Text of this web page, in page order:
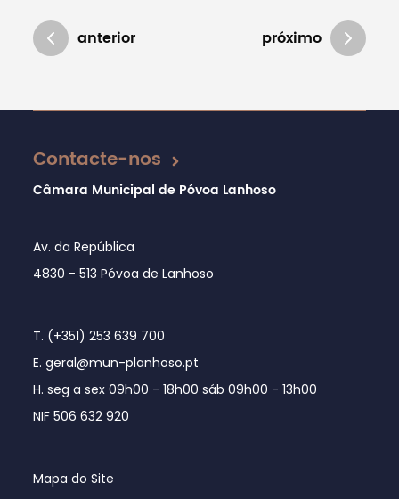
anterior próximo
Atualizado em 03/07/2019
Contacte-nos
Câmara Municipal de Póvoa Lanhoso
Av. da República
4830 - 513 Póvoa de Lanhoso
T. (+351) 253 639 700
E. geral@mun-planhoso.pt
H. seg a sex 09h00 - 18h00 sáb 09h00 - 13h00
NIF 506 632 920
Mapa do Site